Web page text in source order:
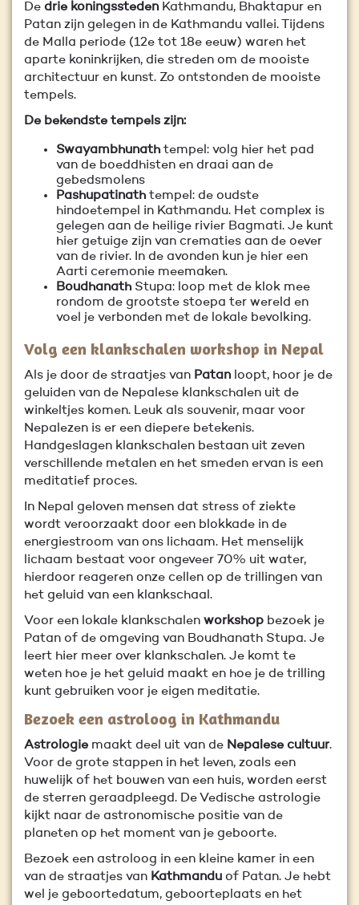
De drie koningsstedenKathmandu, Bhaktapur en
Patan zijn gelegen in de Kathmandu vallei. Tijdens
de Malla periode (12e tot 18e eeuw) waren het
aparte koninkrijken, die streden om de mooiste
architectuur en kunst. Zo ontstonden de mooiste
tempels.
De bekendste tempels zijn:
Swayambhunathtempel: volg hier het pad
van de boeddhisten en draai aan de
gebedsmolens
Pashupatinathtempel: de oudste
hindoetempel in Kathmandu. Het complex is
gelegen aan de heilige rivier Bagmati. Je kunt
hier getuige zijn van crematies aan de oever
van de rivier. In de avonden kun je hier een
Aarti ceremonie meemaken.
BoudhanathStupa: loop met de klok mee
rondom de grootste stoepa ter wereld en
voel je verbonden met de lokale bevolking.
Volg een klankschalen workshop in Nepal
Als je door de straatjes van Patanloopt, hoor je de
geluiden van de Nepalese klankschalen uit de
winkeltjes komen. Leuk als souvenir, maar voor
Nepalezen is er een diepere betekenis.
Handgeslagen klankschalen bestaan uit zeven
verschillende metalen en het smeden ervan is een
meditatief proces.
In Nepal geloven mensen dat stress of ziekte
wordt veroorzaakt door een blokkade in de
energiestroom van ons lichaam. Het menselijk
lichaam bestaat voor ongeveer 70% uit water,
hierdoor reageren onze cellen op de trillingen van
het geluid van een klankschaal.
Voor een lokale klankschalen workshop bezoek je
Patan of de omgeving van Boudhanath Stupa. Je
leert hier meer over klankschalen. Je komt te
weten hoe je het geluid maakt en hoe je de trilling
kunt gebruiken voor je eigen meditatie.
Bezoek een astroloog in Kathmandu
Astrologie maakt deel uit van de Nepalese cultuur.
Voor de grote stappen in het leven, zoals een
huwelijk of het bouwen van een huis, worden eerst
de sterren geraadpleegd. De Vedische astrologie
kijkt naar de astronomische positie van de
planeten op het moment van je geboorte.
Bezoek een astroloog in een kleine kamer in een
van de straatjes van Kathmandu of Patan. Je hebt
wel je geboortedatum, geboorteplaats en het